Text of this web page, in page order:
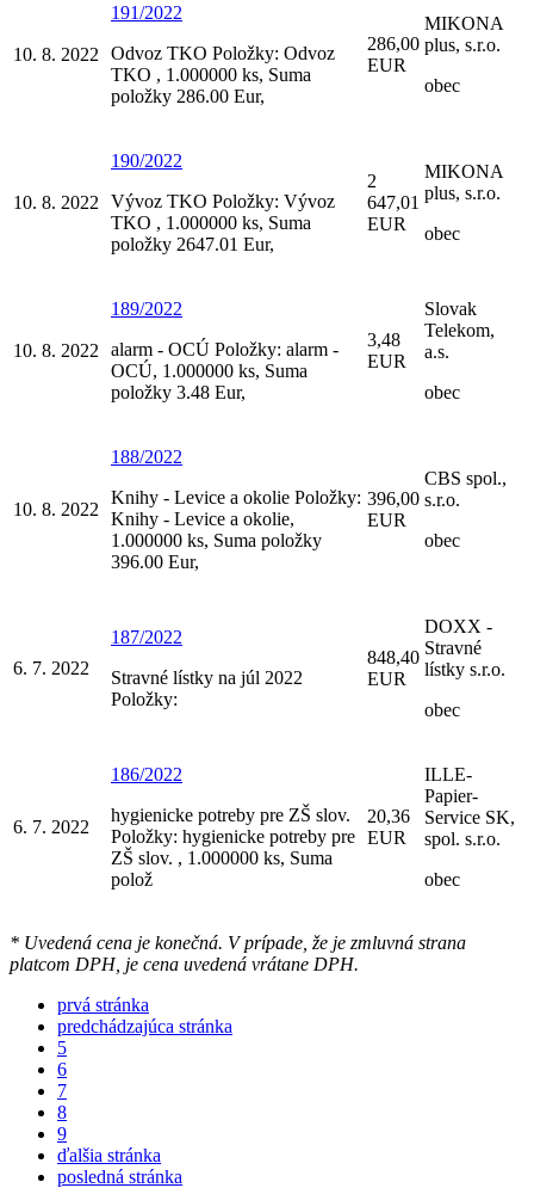
10. 8. 2022
191/2022
Odvoz TKO Položky: Odvoz
TKO , 1.000000 ks, Suma
položky 286.00 Eur,
286,00
EUR
MIKONA
plus, s.r.o.
obec
10. 8. 2022
190/2022
Vývoz TKO Položky: Vývoz
TKO , 1.000000 ks, Suma
položky 2647.01 Eur,
2
647,01
EUR
MIKONA
plus, s.r.o.
obec
10. 8. 2022
189/2022
alarm - OCÚ Položky: alarm -
OCÚ, 1.000000 ks, Suma
položky 3.48 Eur,
3,48
EUR
Slovak
Telekom,
a.s.
obec
10. 8. 2022
188/2022
Knihy - Levice a okolie Položky:
Knihy - Levice a okolie,
1.000000 ks, Suma položky
396.00 Eur,
396,00
EUR
CBS spol.,
s.r.o.
obec
6. 7. 2022
187/2022
Stravné lístky na júl 2022
Položky:
848,40
EUR
DOXX -
Stravné
lístky s.r.o.
obec
6. 7. 2022
186/2022
hygienicke potreby pre ZŠ slov.
Položky: hygienicke potreby pre
ZŠ slov. , 1.000000 ks, Suma
polož
20,36
EUR
ILLE-
Papier-
Service SK,
spol. s.r.o.
obec
* Uvedená cena je konečná. V prípade, že je zmluvná strana
platcom DPH, je cena uvedená vrátane DPH.
prvá stránka
predchádzajúca stránka
5
6
7
8
9
ďalšia stránka
posledná stránka